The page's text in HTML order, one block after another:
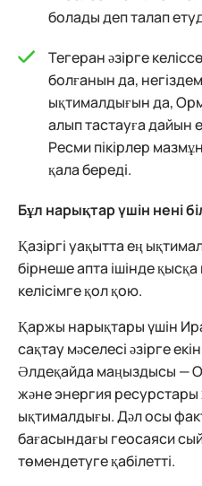
болады деп талап
Тегеран әзірге
болғанын да,
ықтималдығын да,
алып тастауға дайын
Ресми пікірлер
қала береді.
Бұл нарықтар үшін нені
Қазіргі уақытта ең
бірнеше апта ішінде қысқа
келісімге қол қою.
Қаржы нарықтары үшін
сақтау мәселесі әзірге
Әлдеқайда маңыздысы —
және энергия ресурстары
ықтималдығы. Дәл осы
бағасындағы геосаяси
төмендетуге қабілетті.